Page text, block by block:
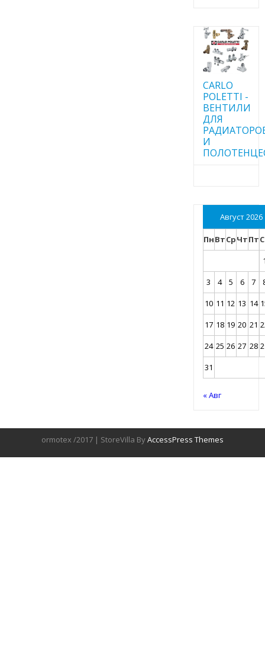
CARLO
POLETTI -
ВЕНТИЛИ
ДЛЯ
И
Август 2026
ПнВтСрЧтПт
3
4 5 6 7
10 11 12 13 14
17 18 19 20 21
24 25 26 27 28
31
« Авг
ormotex /2017 | StoreVilla ByAccessPress Themes